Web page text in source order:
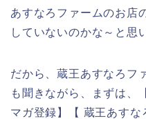
あすなろファームのお店
していないのかな～と思
だから、蔵王あすなろフ
も聞きながら、まずは、
マガ登録】【 蔵王あすな